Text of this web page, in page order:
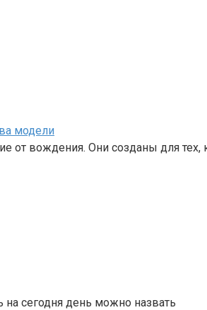
модели
от вождения. Они созданы для тех,
на сегодня день можно назвать